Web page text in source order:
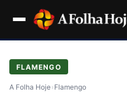
FLAMENGO
A Folha Hoje› Flamengo